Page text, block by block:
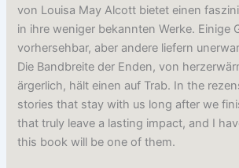
von Louisa May Alcott bietet einen
in ihre weniger bekannten Werke. Einige
vorhersehbar, aber andere liefern
Die Bandbreite der Enden, von
ärgerlich, hält einen auf Trab. In the
stories that stay with us long after we
that truly leave a lasting impact, and I
this book will be one of them.